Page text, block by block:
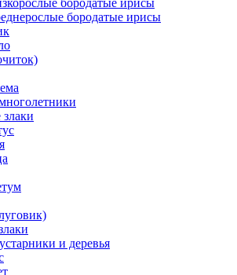
бородатые ирисы
бородатые ирисы
и деревья